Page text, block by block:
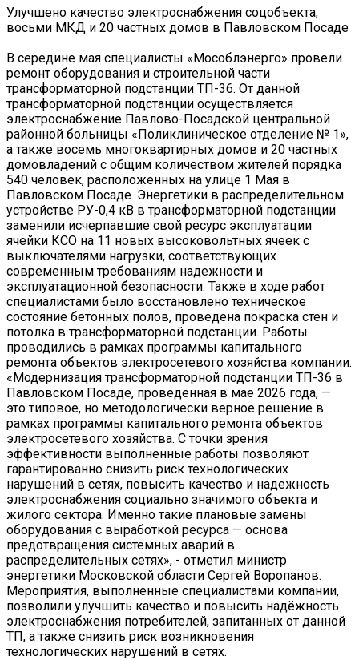
Улучшено качество электроснабжения соцобъекта,
восьми МКД и 20 частных домов в Павловском Посаде
В середине мая специалисты «Мособлэнерго» провели
ремонт оборудования и строительной части
трансформаторной подстанции ТП-36. От данной
трансформаторной подстанции осуществляется
электроснабжение Павлово-Посадской центральной
районной больницы «Поликлиническое отделение № 1»,
а также восемь многоквартирных домов и 20 частных
домовладений с общим количеством жителей порядка
540 человек, расположенных на улице 1 Мая в
Павловском Посаде. Энергетики в распределительном
устройстве РУ-0,4 кВ в трансформаторной подстанции
заменили исчерпавшие свой ресурс эксплуатации
ячейки КСО на 11 новых высоковольтных ячеек с
выключателями нагрузки, соответствующих
современным требованиям надежности и
эксплуатационной безопасности. Также в ходе работ
специалистами было восстановлено техническое
состояние бетонных полов, проведена покраска стен и
потолка в трансформаторной подстанции. Работы
проводились в рамках программы капитального
ремонта объектов электросетевого хозяйства компании.
«Модернизация трансформаторной подстанции ТП-36 в
Павловском Посаде, проведенная в мае 2026 года, —
это типовое, но методологически верное решение в
рамках программы капитального ремонта объектов
электросетевого хозяйства. С точки зрения
эффективности выполненные работы позволяют
гарантированно снизить риск технологических
нарушений в сетях, повысить качество и надежность
электроснабжения социально значимого объекта и
жилого сектора. Именно такие плановые замены
оборудования с выработкой ресурса — основа
предотвращения системных аварий в
распределительных сетях», - отметил министр
энергетики Московской области Сергей Воропанов.
Мероприятия, выполненные специалистами компании,
позволили улучшить качество и повысить надёжность
электроснабжения потребителей, запитанных от данной
ТП, а также снизить риск возникновения
технологических нарушений в сетях.